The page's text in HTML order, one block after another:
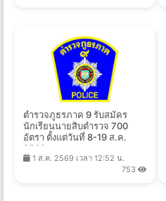
ตำรวจภูธรภาค 9 รับสมัคร
นักเรียนนายสิบตำรวจ 700
อัตรา ตั้งแต่วันที่ 8-19 ส.ค.
2569
1 ส.ค. 2569 เวลา 12:52 น.
753